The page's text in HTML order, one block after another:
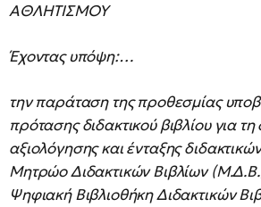
ΑΘΛΗΤΙΣΜΟΥ
Έχοντας υπόψη:…
την παράταση της προθεσμίας
πρότασης διδακτικού βιβλίου για τη
αξιολόγησης και ένταξης
Μητρώο Διδακτικών Βιβλίων
Ψηφιακή Βιβλιοθήκη Διδακτικών